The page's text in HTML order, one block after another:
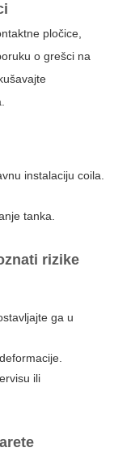
pločice,
o grešci na
instalaciju coila.
tanka.
rizike
ga u
ili